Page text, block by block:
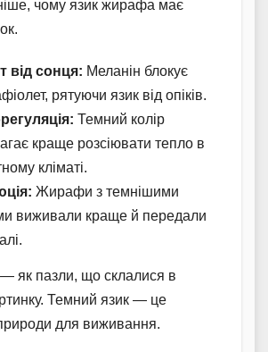
чому язик жирафа має
від сонця: Меланін блокує
рятуючи язик від опіків.
Темний колір
краще розсіювати тепло в
кліматі.
Жирафи з темнішими
виживали краще й передали
як пазли, що склалися в
Темний язик — це
для виживання.